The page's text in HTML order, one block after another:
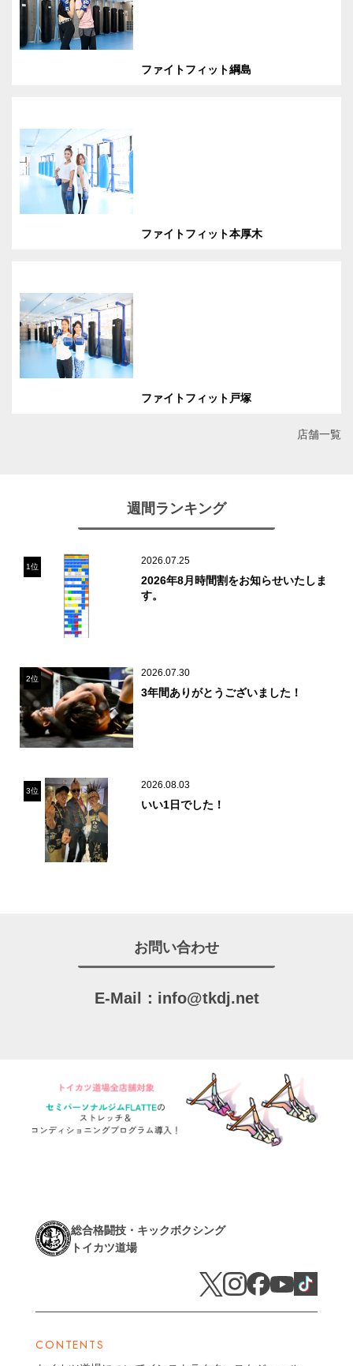
ファイトフィット綱島
ファイトフィット本厚木
ファイトフィット戸塚
店舗一覧
週間ランキング
1位
2026.07.25
2026年8月時間割をお知らせいたしま
す。
2位
2026.07.30
3年間ありがとうございました！
3位
2026.08.03
いい1日でした！
お問い合わせ
E-Mail： info@tkdj.net
総合格闘技・キックボクシング
トイカツ道場
CONTENTS